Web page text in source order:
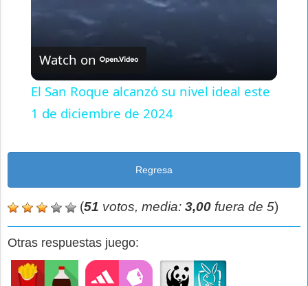
Watch on
El San Roque alcanzó su nivel ideal este
1 de diciembre de 2024
Regresa
(51 votos, media: 3,00 fuera de 5)
Otras respuestas juego: